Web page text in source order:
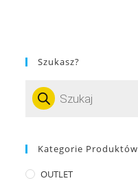
Szukasz?
Kategorie Produktów
OUTLET